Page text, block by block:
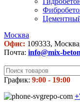
Москва
Офис: 109333,
Почта: info@mix-
График: 9:00 - 19:00